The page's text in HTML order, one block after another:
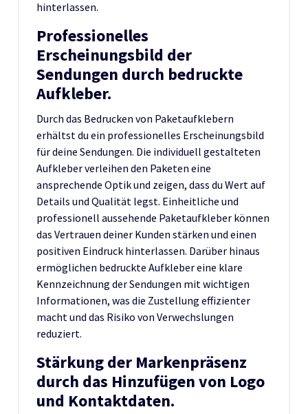
hinterlassen.
Professionelles
Erscheinungsbild der
Sendungen durch bedruckte
Aufkleber.
Durch das Bedrucken von Paketaufklebern
erhältst du ein professionelles Erscheinungsbild
für deine Sendungen. Die individuell gestalteten
Aufkleber verleihen den Paketen eine
ansprechende Optik und zeigen, dass du Wert auf
Details und Qualität legst. Einheitliche und
professionell aussehende Paketaufkleber können
das Vertrauen deiner Kunden stärken und einen
positiven Eindruck hinterlassen. Darüber hinaus
ermöglichen bedruckte Aufkleber eine klare
Kennzeichnung der Sendungen mit wichtigen
Informationen, was die Zustellung effizienter
macht und das Risiko von Verwechslungen
reduziert.
Stärkung der Markenpräsenz
durch das Hinzufügen von Logo
und Kontaktdaten.